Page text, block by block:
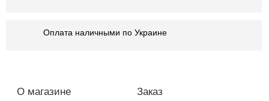
Оплата наличными по Украине
О магазине Заказ